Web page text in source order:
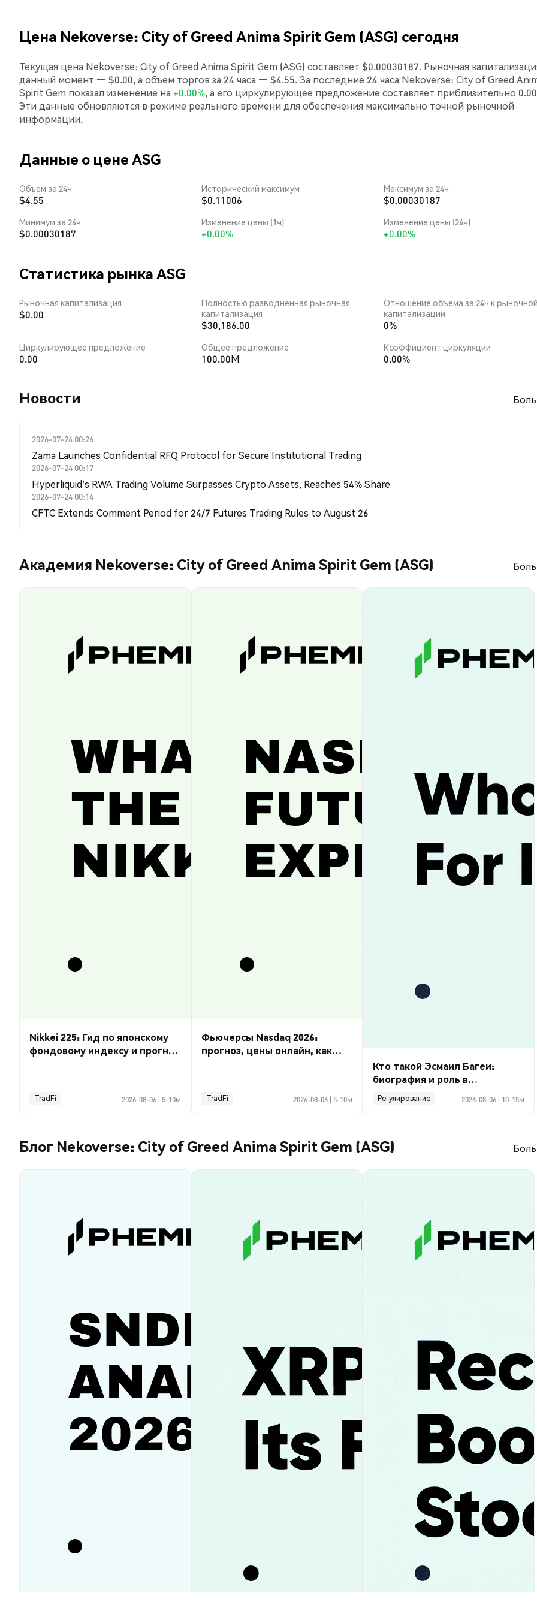
Цена Nekoverse: City of Greed Anima Spirit Gem (ASG) сегодня
Текущая цена Nekoverse: City of Greed Anima Spirit Gem (ASG) составляет $0.00030187. Рыночная
данный момент — $0.00, а объем торгов за 24 часа — $4.55. За последние 24 часа Nekoverse: City of Greed
Spirit Gem показал изменение на +0.00%, а его циркулирующее предложение составляет приблизительно
Эти данные обновляются в режиме реального времени для обеспечения максимально точной рыночной
информации.
Данные о цене ASG
Объем за 24ч
$4.55
Исторический максимум
$0.11006
Максимум за 24ч
$0.00030187
Минимум за 24ч
$0.00030187
Изменение цены (1ч)
+0.00%
Изменение цены (24ч)
+0.00%
Статистика рынка ASG
Рыночная капитализация
$0.00
Полностью разводнённая рыночная
капитализация
$30,186.00
Отношение объема за 24ч к
капитализации
0%
Циркулирующее предложение
0.00
Общее предложение
100.00M
Коэффициент циркуляции
0.00%
Новости
2026-07-24 00:26
Zama Launches Confidential RFQ Protocol for Secure Institutional Trading
2026-07-24 00:17
Hyperliquid's RWA Trading Volume Surpasses Crypto Assets, Reaches 54% Share
2026-07-24 00:14
CFTC Extends Comment Period for 24/7 Futures Trading Rules to August 26
Академия Nekoverse: City of Greed Anima Spirit Gem (ASG)
Nikkei 225: Гид по японскому
фондовому индексу и прогноз
TradFi 2026-08-06 5-10м
Фьючерсы Nasdaq 2026:
прогноз, цены онлайн, как
TradFi 2026-08-06 5-10м
Кто такой Эсмаил Багеи:
биография и роль в
криптосделке по Ормузу
Регулирование 2026-08-06 10-15м
Блог Nekoverse: City of Greed Anima Spirit Gem (ASG)